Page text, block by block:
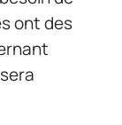
ont des